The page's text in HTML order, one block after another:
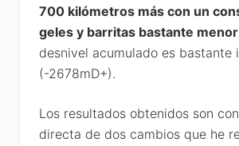
700 kilómetros más con un
geles y barritas bastante menor
desnivel acumulado es bastante
(-2678mD+).
Los resultados obtenidos son
directa de dos cambios que he